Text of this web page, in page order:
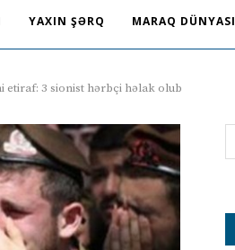
YAXIN ŞƏRQ MARAQ DÜNYASI
etiraf: 3 sionist hərbçi həlak olub